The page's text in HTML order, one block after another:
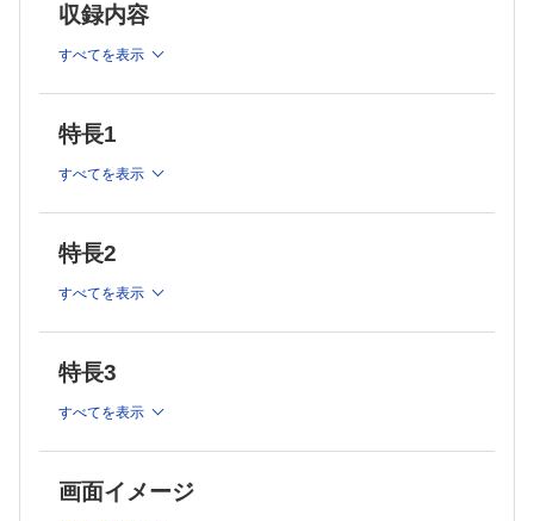
収録内容
すべてを表示
特長1
すべてを表示
特長2
すべてを表示
特長3
すべてを表示
画面イメージ